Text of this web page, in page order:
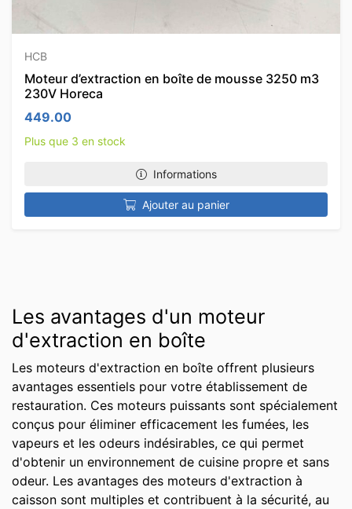
HCB
Moteur d’extraction en boîte de mousse 3250 m3
230V Horeca
449.00
Plus que 3 en stock
Informations
Ajouter au panier
Les avantages d'un moteur
d'extraction en boîte
Les moteurs d'extraction en boîte offrent plusieurs
avantages essentiels pour votre établissement de
restauration. Ces moteurs puissants sont spécialement
conçus pour éliminer efficacement les fumées, les
vapeurs et les odeurs indésirables, ce qui permet
d'obtenir un environnement de cuisine propre et sans
odeur. Les avantages des moteurs d'extraction à
caisson sont multiples et contribuent à la sécurité, au